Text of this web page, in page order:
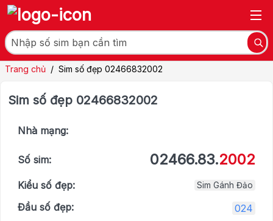
Trang chủ / Sim số đẹp 02466832002
Sim số đẹp 02466832002
Nhà mạng:
Số sim: 02466.83.2002
Kiểu số đẹp: Sim Gánh Đảo
Đầu số đẹp:
024